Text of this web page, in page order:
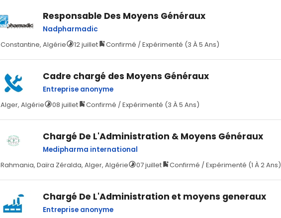
Responsable Des Moyens Généraux
Nadpharmadic
Constantine, Algérie
12 juillet Confirmé / Expérimenté (3 À 5 Ans)
Cadre chargé des Moyens Généraux
Entreprise anonyme
Alger, Algérie
08 juillet Confirmé / Expérimenté (3 À 5 Ans)
Chargé De L'Administration & Moyens Généraux
Medipharma international
Rahmania, Daïra Zéralda, Alger, Algérie
07 juillet Confirmé / Expérimenté (1 À 2 Ans)
Chargé De L'Administration et moyens generaux
Entreprise anonyme